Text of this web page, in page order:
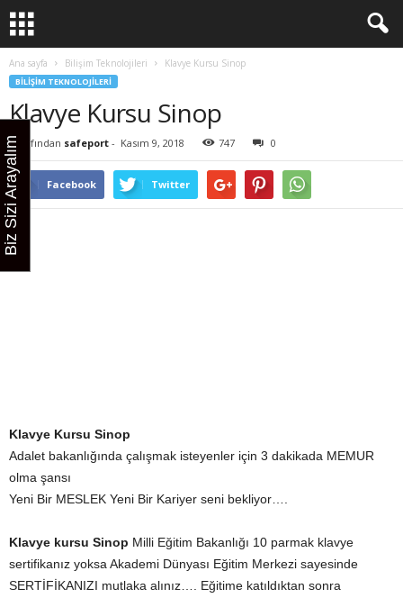
Ana sayfa Bilişim Teknolojileri Klavye Kursu Sinop
BILIŞIM TEKNOLOJILERI
Klavye Kursu Sinop
Tarafından safeport - Kasım 9, 2018 747 0
Facebook Twitter
Klavye Kursu Sinop
Adalet bakanlığında çalışmak isteyenler için 3 dakikada MEMUR
olma şansı
Yeni Bir MESLEK Yeni Bir Kariyer seni bekliyor….
Klavye kursu Sinop Milli Eğitim Bakanlığı 10 parmak klavye
sertifikanız yoksa Akademi Dünyası Eğitim Merkezi sayesinde
SERTİFİKANIZI mutlaka alınız…. Eğitime katıldıktan sonra
Biz Sizi Arayalım